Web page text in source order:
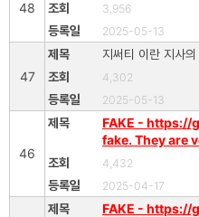
48
3,956
2025-05-13
47
지써티 이란 지사
4,302
2025-05-13
46
FAKE - https://
fake. They are
4,432
2025-04-17
FAKE - https://